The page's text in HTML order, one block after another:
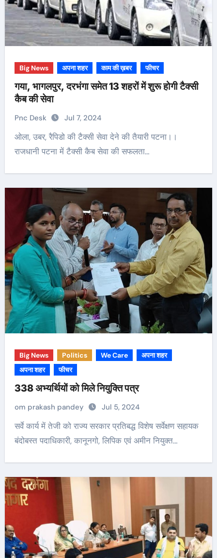
Big News अपना शहर काम की ख़बर फीचर
गया, भागलपुर, दरभंगा समेत 13 शहरों में शुरू होगी टैक्सी
कैब की सेवा
Pnc Desk Jul 7, 2024
ओला, उबर, रैपिडो की टैक्सी सेवा देने की तैयारी पटना।।
राजधानी पटना में टैक्सी कैब सेवा की सफलता…
Big News Politics We Care
अपना शहर
अपना शहर
फीचर
338 अभ्यर्थियों को मिले नियुक्ति पत्र
om prakash pandey Jul 5, 2024
सर्वे कार्य में तेजी को राज्य सरकार प्रतिबद्ध विशेष सर्वेक्षण सहायक
बंदोबस्त पदाधिकारी, कानूनगो, लिपिक एवं अमीन नियुक्त…